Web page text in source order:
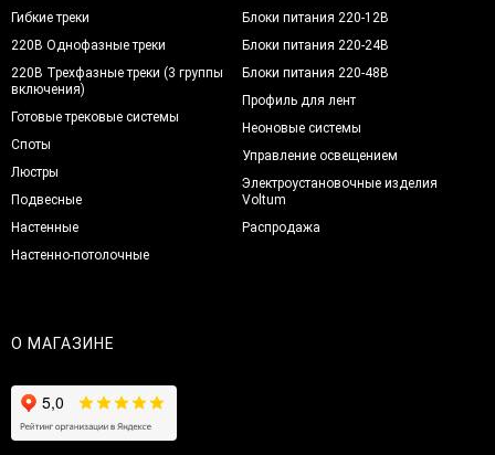
Гибкие треки
220В Однофазные треки
220В Трехфазные треки (3 группы
включения)
Готовые трековые системы
Споты
Люстры
Подвесные
Настенные
Настенно-потолочные
Блоки питания 220-12В
Блоки питания 220-24В
Блоки питания 220-48В
Профиль для лент
Неоновые системы
Управление освещением
Электроустановочные изделия
Voltum
Распродажа
О МАГАЗИНЕ